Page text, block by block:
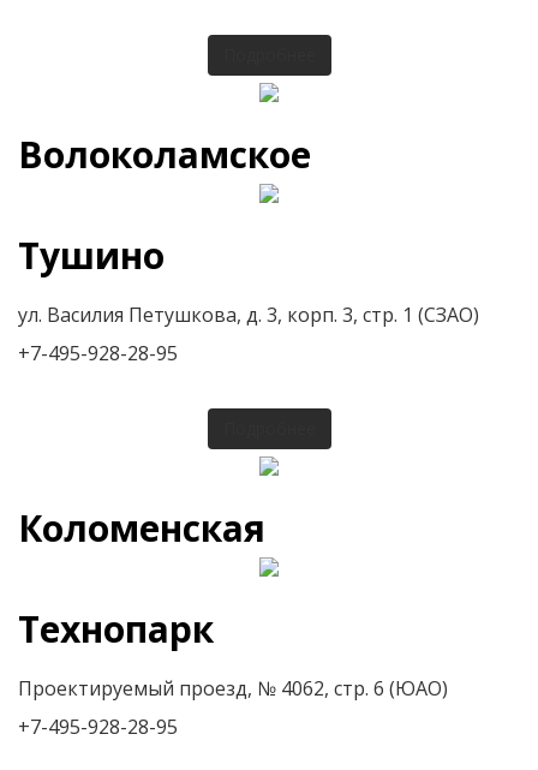
Волоколамское
Тушино
ул. Василия Петушкова, д. 3, корп. 3, стр. 1 (СЗАО)
+7-495-928-28-95
Коломенская
Технопарк
Проектируемый проезд, № 4062, стр. 6 (ЮАО)
+7-495-928-28-95